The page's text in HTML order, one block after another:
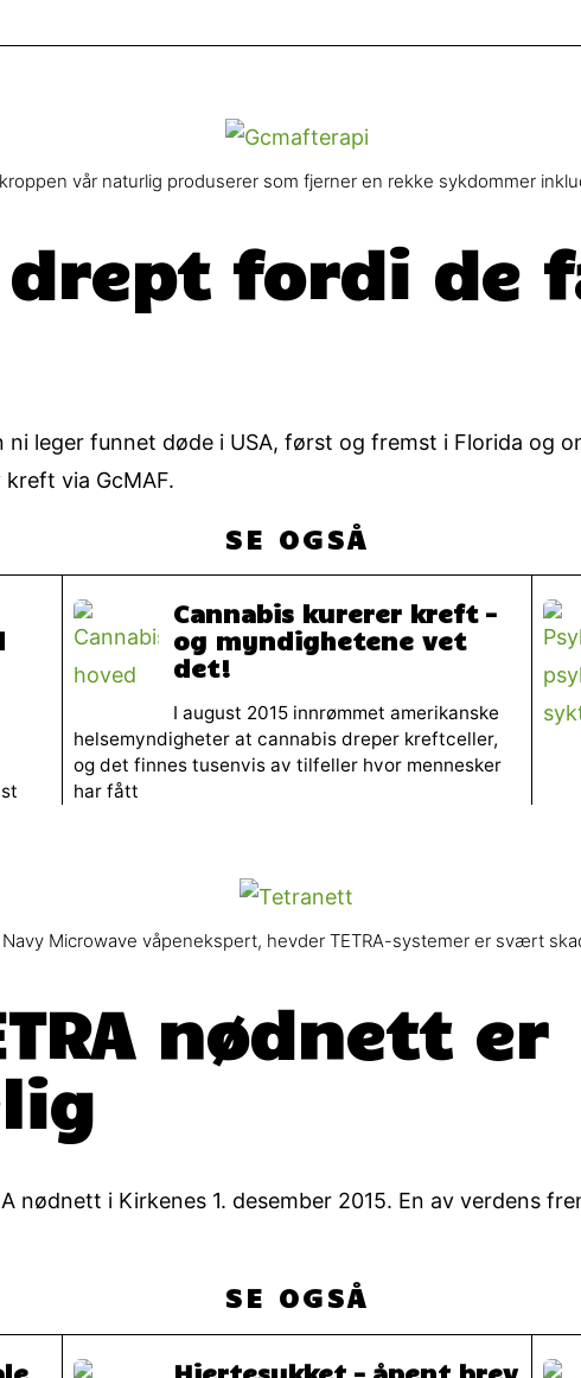
vår naturlig produserer som fjerner en rekke sykdommer
drept fordi de
ni leger funnet døde i USA, først og fremst i Florida og
via GcMAF.
SE OGSÅ
Cannabis kurerer kreft –
og myndighetene vet
det!
I august 2015 innrømmet amerikanske
helsemyndigheter at cannabis dreper kreftceller,
og det finnes tusenvis av tilfeller hvor mennesker
har fått
Navy Microwave våpenekspert, hevder TETRA-systemer er svært
nødnett er
nødnett i Kirkenes 1. desember 2015. En av verdens
SE OGSÅ